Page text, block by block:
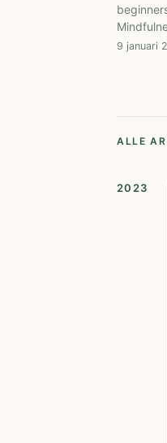
9 januari
ALLE
2023